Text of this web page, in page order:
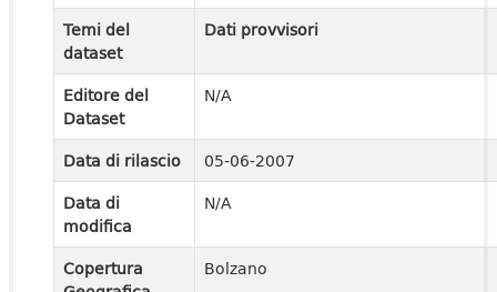
Temi del
dataset
Dati provvisori
Editore del
Dataset
N/A
Data di rilascio
05-06-2007
Data di
modifica
N/A
Copertura
Bolzano